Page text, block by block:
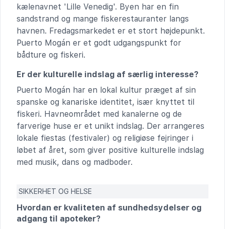
kælenavnet 'Lille Venedig'. Byen har en fin
sandstrand og mange fiskerestauranter langs
havnen. Fredagsmarkedet er et stort højdepunkt.
Puerto Mogán er et godt udgangspunkt for
bådture og fiskeri.
Er der kulturelle indslag af særlig interesse?
Puerto Mogán har en lokal kultur præget af sin
spanske og kanariske identitet, især knyttet til
fiskeri. Havneområdet med kanalerne og de
farverige huse er et unikt indslag. Der arrangeres
lokale fiestas (festivaler) og religiøse fejringer i
løbet af året, som giver positive kulturelle indslag
med musik, dans og madboder.
SIKKERHET OG HELSE
Hvordan er kvaliteten af sundhedsydelser og
adgang til apoteker?